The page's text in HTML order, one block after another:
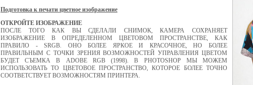
Подготовка к печати цветное изображение
ОТКРОЙТЕ ИЗОБРАЖЕНИЕ
ПОСЛЕ ТОГО КАК ВЫ СДЕЛАЛИ СНИМОК, КАМЕРА СОХРАНЯЕТ
ИЗОБРАЖЕНИЕ В ОПРЕДЕЛЕННОМ ЦВЕТОВОМ ПРОСТРАНСТВЕ, КАК
ПРАВИЛО - SRGB. ОНО БОЛЕЕ ЯРКОЕ И КРАСОЧНОЕ, НО БОЛЕЕ
ПРАВИЛЬНЫМ С ТОЧКИ ЗРЕНИЯ ВОЗМОЖНОСТЕЙ УПРАВЛЕНИЯ ЦВЕТОМ
БУДЕТ СЪЕМКА В ADOBE RGB (1998). В PHOTOSHOP МЫ МОЖЕМ
ИСПОЛЬЗОВАТЬ ТО ЦВЕТОВОЕ ПРОСТРАНСТВО, КОТОРОЕ БОЛЕЕ ТОЧНО
СООТВЕТСТВУЕТ ВОЗМОЖНОСТЯМ ПРИНТЕРА.